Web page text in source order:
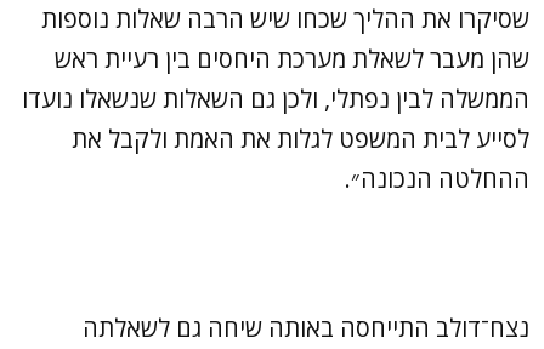
שסיקרו את ההליך שכחו שיש הרבה שאלות נוספות
שהן מעבר לשאלת מערכת היחסים בין רעיית ראש
הממשלה לבין נפתלי, ולכן גם השאלות שנשאלו נועדו
לסייע לבית המשפט לגלות את האמת ולקבל את
ההחלטה הנכונה״.
נצח־דולב התייחסה באותה שיחה גם לשאלתה